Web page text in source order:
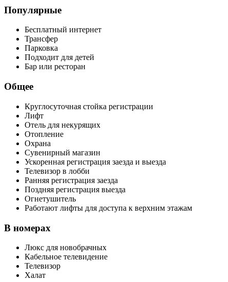
Популярные
Бесплатный интернет
Трансфер
Парковка
Подходит для детей
Бар или ресторан
Общее
Круглосуточная стойка регистрации
Лифт
Отель для некурящих
Отопление
Охрана
Сувенирный магазин
Ускоренная регистрация заезда и выезда
Телевизор в лобби
Ранняя регистрация заезда
Поздняя регистрация выезда
Огнетушитель
Работают лифты для доступа к верхним этажам
В номерах
Люкс для новобрачных
Кабельное телевидение
Телевизор
Халат